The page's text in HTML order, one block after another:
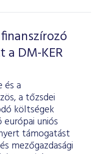
DM-KER
és a
a tőzsdei
költségek
európai uniós
támogatást
mezőgazdasági